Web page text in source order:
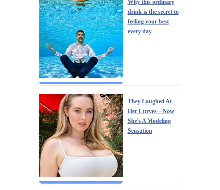
Why this ordinary
drink is the secret to
feeling your best
every day
They Laughed At
Her Curves—Now
She's A Modeling
Sensation